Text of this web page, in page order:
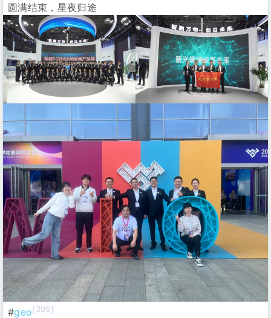
圆满结束，星夜归途
#geo[395]